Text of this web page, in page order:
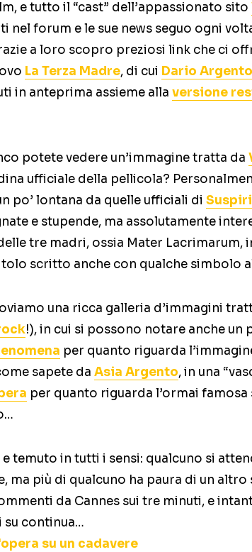
e tutto il “cast” dell’appassionato sito
nel forum e le sue news seguo ogni
a loro scopro preziosi link che ci
La Terza Madre, di cui Dario Argento
in anteprima assieme alla versione
potete vedere un’immagine tratta da
ufficiale della pellicola?
po’ lontana da quelle ufficiali di
e stupende, ma assolutamente
tre madri, ossia Mater Lacrimarum,
scritto anche con qualche simbolo
una ricca galleria d’immagini
!), in cui si possono notare anche un
per quanto riguarda
sapete da Asia Argento, in una
per quanto riguarda l’ormai famosa
temuto in tutti i sensi: qualcuno si
ma più di qualcuno ha paura di un altro
da Cannes sui tre minuti, e
su continua…